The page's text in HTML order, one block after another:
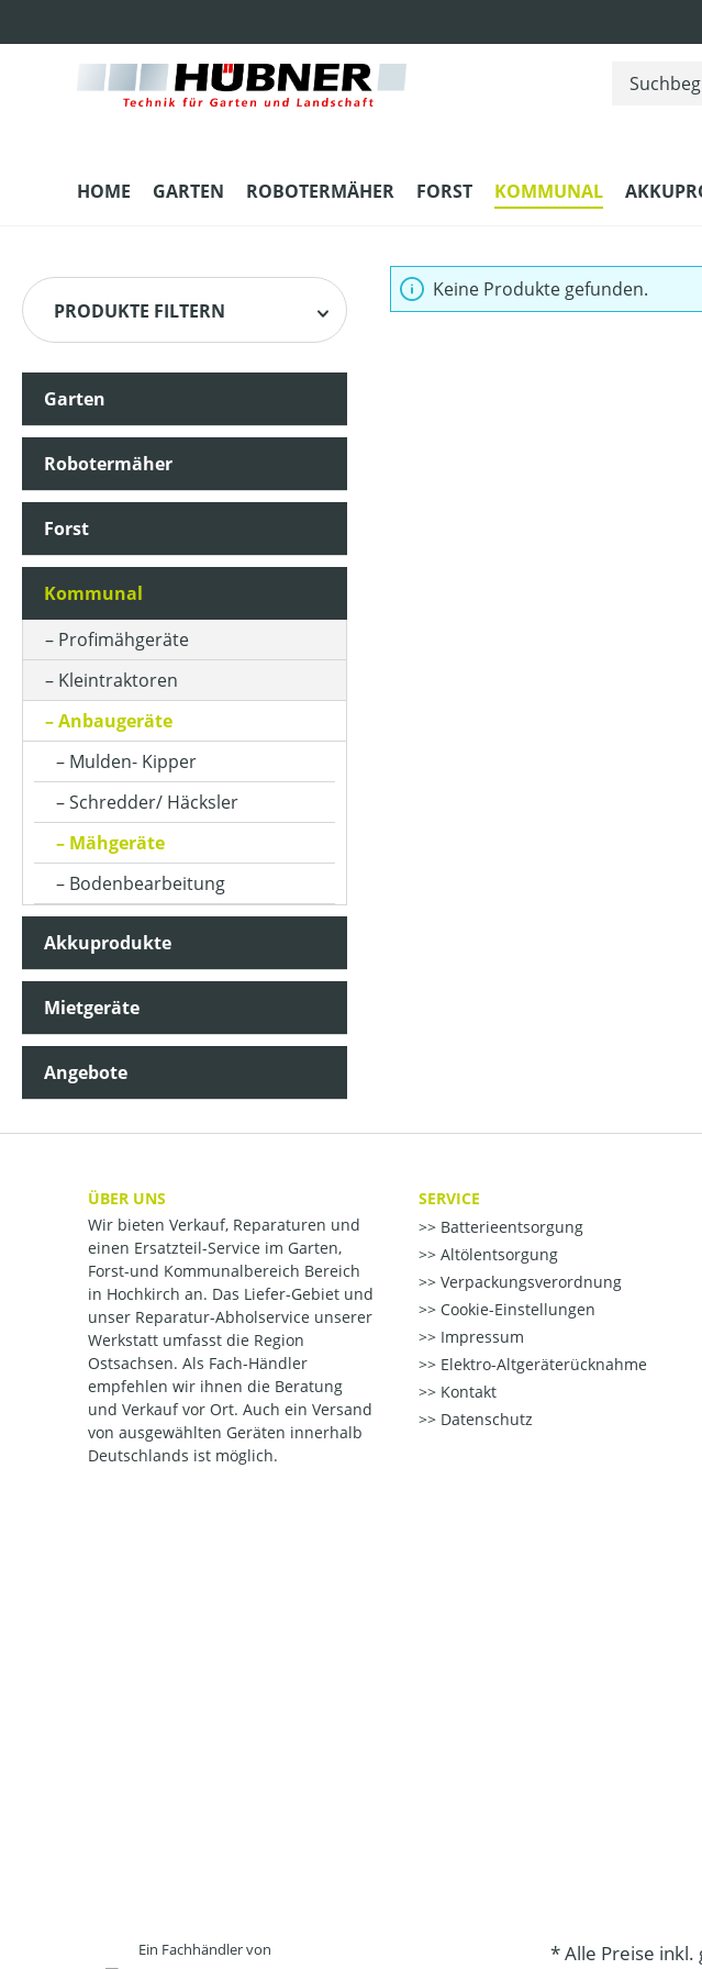
HOME GARTEN ROBOTERMÄHER FORST KOMMUNAL
PRODUKTE FILTERN
Garten
Robotermäher
Forst
Kommunal
Profimähgeräte
Kleintraktoren
Anbaugeräte
Mulden- Kipper
Schredder/ Häcksler
Mähgeräte
Bodenbearbeitung
Akkuprodukte
Mietgeräte
Angebote
Keine Produkte gefunden.
ÜBER UNS
Wir bieten Verkauf, Reparaturen und
einen Ersatzteil-Service im Garten,
Forst-und Kommunalbereich Bereich
in Hochkirch an. Das Liefer-Gebiet und
unser Reparatur-Abholservice unserer
Werkstatt umfasst die Region
Ostsachsen. Als Fach-Händler
empfehlen wir ihnen die Beratung
und Verkauf vor Ort. Auch ein Versand
von ausgewählten Geräten innerhalb
Deutschlands ist möglich.
SERVICE
Batterieentsorgung
Altölentsorgung
Verpackungsverordnung
Cookie-Einstellungen
Impressum
Elektro-Altgeräterücknahme
Kontakt
Datenschutz
Ein Fachhändler von
* Alle Preise